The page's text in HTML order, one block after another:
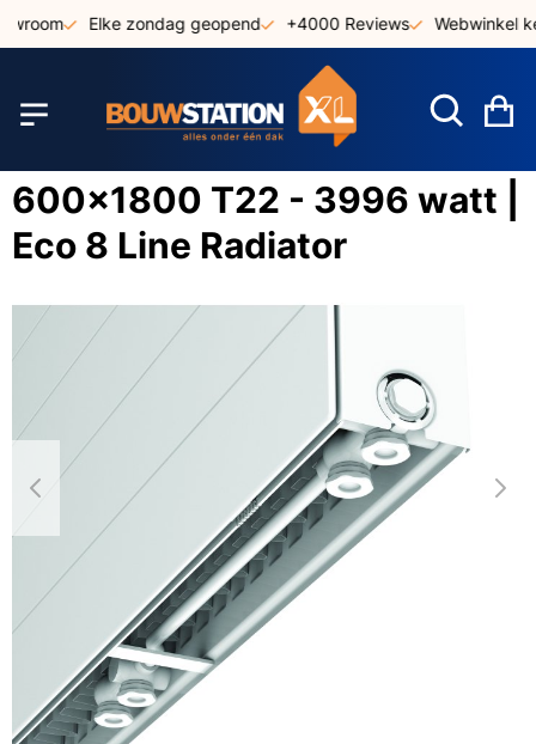
naar
Elke zondag geopend +4000 Reviews Webwinkel
600x1800 T22 - 3996 watt |
Eco 8 Line Radiator